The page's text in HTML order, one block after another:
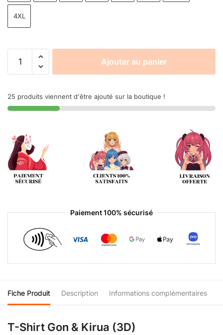
4XL
Ajouter au panier
25 produits viennent d'être ajouté sur la boutique !
Paiement 100% sécurisé
Fiche Produit Description Informations complémentaires
T-Shirt Gon & Kirua (3D)